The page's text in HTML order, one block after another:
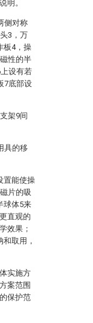
明。
侧对称
3，万
板4，操
性的半
设有若
7底部设
架9间
具的移
置能使操
片的吸
球体5来
直观的
效果；
取用，
实施方
案范围
保护范